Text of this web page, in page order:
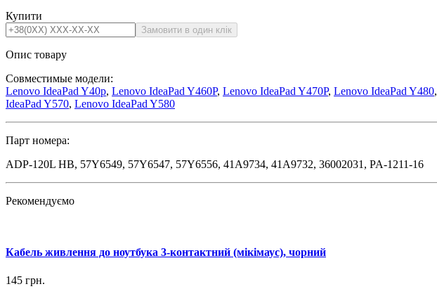
Купити
Опис товару
Совместимые модели:
Lenovo IdeaPad Y40p, Lenovo IdeaPad Y460P, Lenovo IdeaPad Y470P, Lenovo IdeaPad Y480,
IdeaPad Y570, Lenovo IdeaPad Y580
Парт номера:
ADP-120L HB, 57Y6549, 57Y6547, 57Y6556, 41A9734, 41A9732, 36002031, PA-1211-16
Рекомендуємо
Кабель живлення до ноутбука 3-контактний (мікімаус), чорний
145 грн.